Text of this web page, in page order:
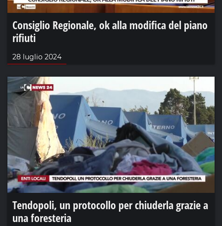
Consiglio Regionale, ok alla modifica del piano
rifiuti
28 luglio 2024
Tendopoli, un protocollo per chiuderla grazie a
una foresteria